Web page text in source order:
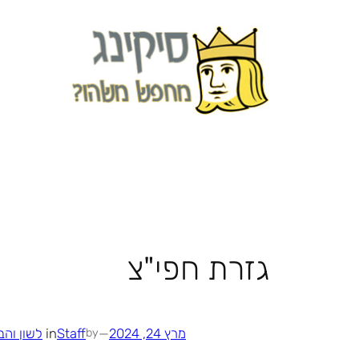
גזרת חפי"צ
מרץ 24, 2024 —
by
Staff
in לשון